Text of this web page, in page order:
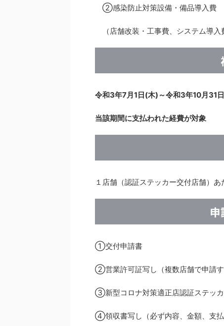
②感染防止対策設備・備品導入費
（店舗改装・工事費、システム導入
令和3年7月1日(木)～令和3年10月31
当該期間に支払われた経費が対象
１店舗（認証ステッカー交付店舗）あ
①交付申請書
②営業許可証写し（複数店舗で申請す
③新型コロナ対策適正店認証ステッ
④領収書写し（必ず内容、金額、支払